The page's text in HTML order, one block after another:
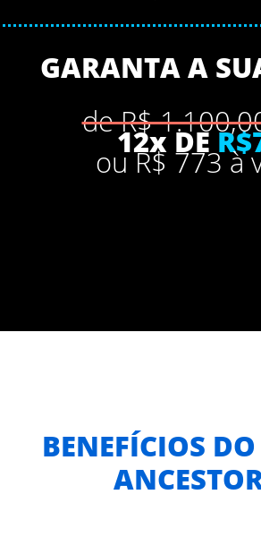
GARANTA A
de R$
12x DE
ou R$ 773 à
BENEFÍCIOS